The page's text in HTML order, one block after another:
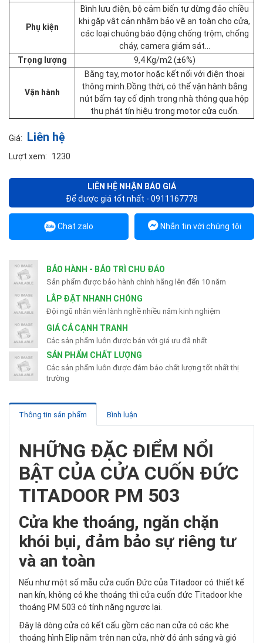
Phụ kiện
Bình lưu điện, bộ cảm biến tự dừng đảo chiều
khi gặp vật cản nhằm bảo vệ an toàn cho cửa,
các loại chuông báo động chống trộm, chống
cháy, camera giám sát…
Trọng lượng
9,4 Kg/m2 (±6%)
Vận hành
Bằng tay, motor hoặc kết nối với điện thoại
thông minh.Đồng thời, có thể vận hành bằng
nút bấm tay cố định trong nhà thông qua hộp
thu phát tín hiệu trong motor cửa cuốn.
Giá: Liên hệ
Lượt xem: 1230
LIÊN HỆ NHẬN BÁO GIÁ
Để được giá tốt nhất - 0911167778
Chat zalo Nhắn tin với chúng tôi
BẢO HÀNH - BẢO TRÌ CHU ĐÁO
Sản phẩm được bảo hành chính hãng lên đến 10 năm
LẮP ĐẶT NHANH CHÓNG
Đội ngũ nhân viên lành nghề nhiều năm kinh nghiệm
GIÁ CẢ CẠNH TRANH
Các sản phẩm luôn được bán với giá ưu đã nhất
SẢN PHẨM CHẤT LƯỢNG
Các sản phẩm luôn được đảm bảo chất lượng tốt nhất thị
trường
Thông tin sản phẩm Bình luận
NHỮNG ĐẶC ĐIỂM NỔI
BẬT CỦA CỬA CUỐN ĐỨC
TITADOOR PM 503
Cửa khe thoáng, ngăn chặn
khói bụi, đảm bảo sự riêng tư
và an toàn
Nếu như một số mẫu cửa cuốn Đức của Titadoor có thiết kế
nan kín, không có khe thoáng thì cửa cuốn đức Titadoor khe
thoáng PM 503 có tính năng ngược lại.
Đây là dòng cửa có kết cấu gồm các nan cửa có các khe
thoáng hình Elip nằm trên nan cửa, nhờ đó ánh sáng và gió